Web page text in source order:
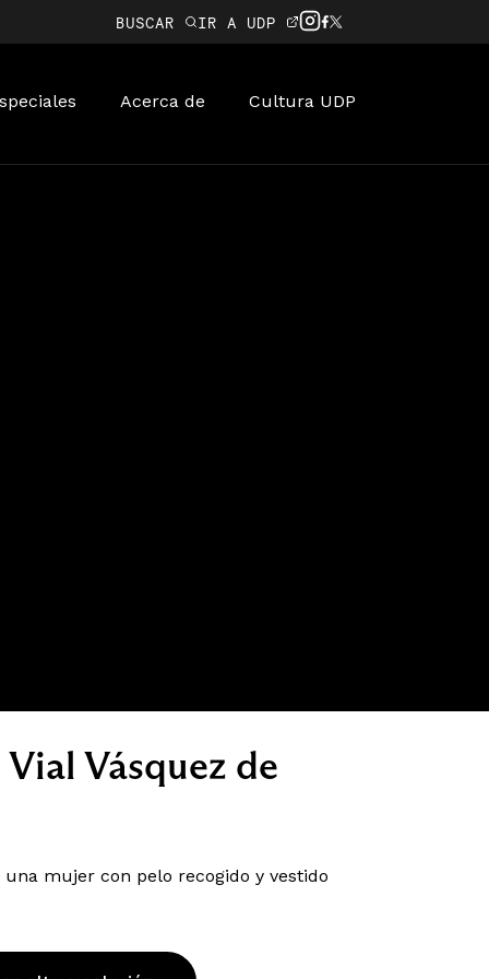
BUSCAR IR A UDP
Acerca de Cultura UDP
Vásquez de
mujer con pelo recogido y vestido